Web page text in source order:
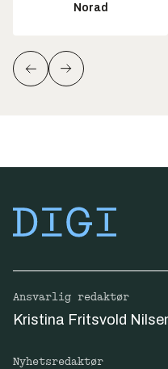
Norad
Ansvarlig redaktør
Kristina Fritsvold
Nyhetsredaktør